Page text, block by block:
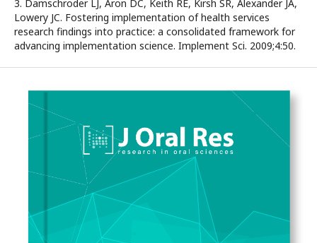
3. Damschroder LJ, Aron DC, Keith RE, Kirsh SR, Alexander JA,
Lowery JC. Fostering implementation of health services
research findings into practice: a consolidated framework for
advancing implementation science. Implement Sci. 2009;4:50.